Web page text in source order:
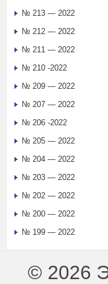
№ 213 — 2022
№ 212 — 2022
№ 211 — 2022
№ 210 -2022
№ 209 — 2022
№ 207 — 2022
№ 206 -2022
№ 205 — 2022
№ 204 — 2022
№ 203 — 2022
№ 202 — 2022
№ 200 — 2022
№ 199 — 2022
© 2026